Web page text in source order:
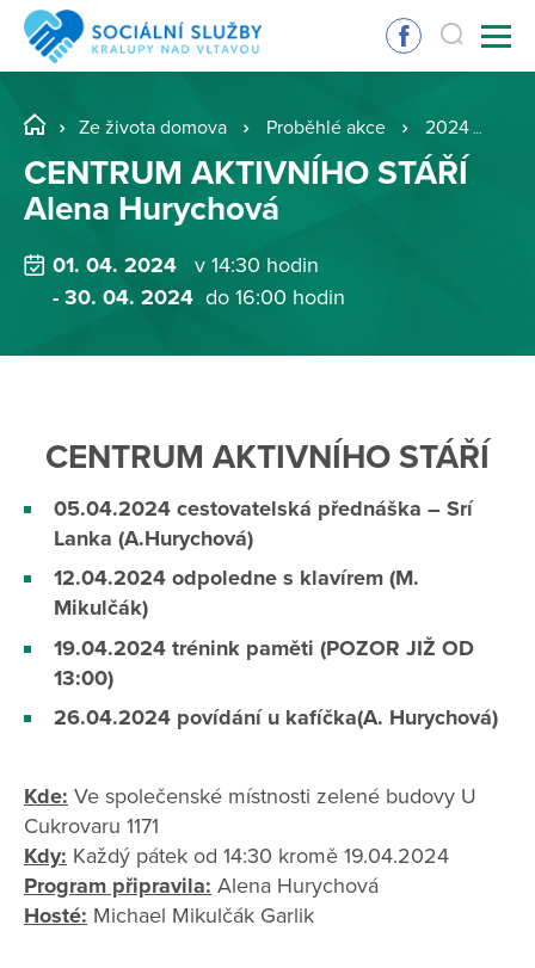
Ze života domova Proběhlé akce 2024
CENTRUM AKTIVNÍHO STÁŘÍ
Alena Hurychová
01. 04. 2024
v 14:30 hodin
- 30. 04. 2024 do 16:00 hodin
​CENTRUM AKTIVNÍHO STÁŘÍ
05.04.2024 cestovatelská přednáška – Srí
Lanka (A.Hurychová)
12.04.2024 odpoledne s klavírem (M.
Mikulčák)
19.04.2024 trénink paměti (POZOR JIŽ OD
13:00)
26.04.2024 povídání u kafíčka(A. Hurychová)
Kde: Ve společenské místnosti zelené budovy U
Cukrovaru 1171
Kdy: Každý pátek od 14:30 kromě 19.04.2024
Program připravila: Alena Hurychová
Hosté: Michael Mikulčák Garlik